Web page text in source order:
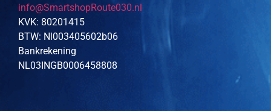
info@SmartshopRoute030.nl
KVK: 80201415
BTW: Nl003405602b06
Bankrekening
NL03INGB0006458808